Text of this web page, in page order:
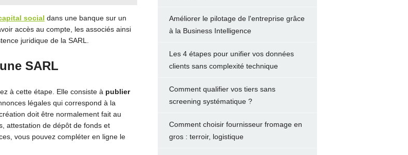
social dans une banque sur un
accès au compte, les associés ainsi
juridique de la SARL.
SARL
à cette étape. Elle consiste à publier
légales qui correspond à la
doit être normalement fait au
attestation de dépôt de fonds et
vous pouvez compléter en ligne le
Améliorer le pilotage de l'entreprise grâce
à la Business Intelligence
Les 4 étapes pour unifier vos données
clients sans complexité technique
Comment qualifier vos tiers sans
screening systématique ?
Comment choisir fournisseur fromage en
gros : terroir, logistique